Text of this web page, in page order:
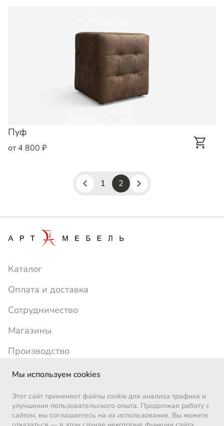
Пуф
от 4 800 ₽
1 2
Каталог
Оплата и доставка
Сотрудничество
Магазины
Производство
artmebel1996@yandex.ru
Позвоните мне
ВКонтакте
Мы используем cookies
Этот сайт применяет файлы cookie для анализа трафика и
улучшения пользовательского опыта. Продолжая работу с
сайтом, вы соглашаетесь на их использование. Вы можете